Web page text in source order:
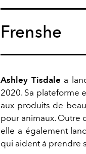
Frenshe
Ashley Tisdale a
2020. Sa plateforme
aux produits de
pour animaux. Outre
elle a également
qui aident à prendre